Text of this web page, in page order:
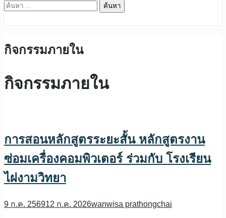
ค้นหา
กิจกรรมภายใน
กิจกรรมภายใน
การสอนหลักสูตรระยะสั้น หลักสูตรงาน
ซ่อมเครื่องคอมพิวเตอร์ ร่วมกับ โรงเรียน
ไผ่งามวิทยา
9 ก.ค. 256912 ก.ค. 2026wanwisa prathongchai